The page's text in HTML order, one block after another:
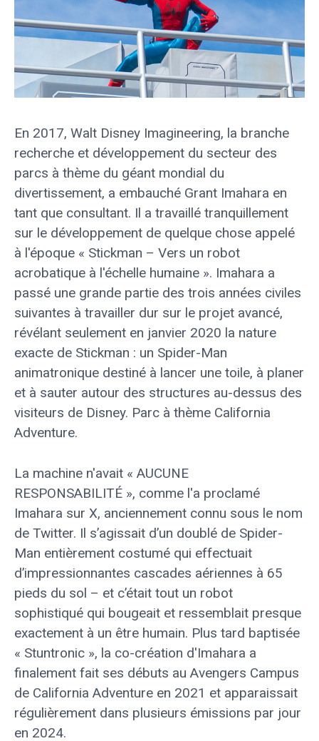
En 2017, Walt Disney Imagineering, la branche
recherche et développement du secteur des
parcs à thème du géant mondial du
divertissement, a embauché Grant Imahara en
tant que consultant. Il a travaillé tranquillement
sur le développement de quelque chose appelé
à l'époque « Stickman – Vers un robot
acrobatique à l'échelle humaine ». Imahara a
passé une grande partie des trois années civiles
suivantes à travailler dur sur le projet avancé,
révélant seulement en janvier 2020 la nature
exacte de Stickman : un Spider-Man
animatronique destiné à lancer une toile, à planer
et à sauter autour des structures au-dessus des
visiteurs de Disney. Parc à thème California
Adventure.
La machine n'avait « AUCUNE
RESPONSABILITÉ », comme l'a proclamé
Imahara sur X, anciennement connu sous le nom
de Twitter. Il s’agissait d’un doublé de Spider-
Man entièrement costumé qui effectuait
d’impressionnantes cascades aériennes à 65
pieds du sol – et c’était tout un robot
sophistiqué qui bougeait et ressemblait presque
exactement à un être humain. Plus tard baptisée
« Stuntronic », la co-création d'Imahara a
finalement fait ses débuts au Avengers Campus
de California Adventure en 2021 et apparaissait
régulièrement dans plusieurs émissions par jour
en 2024.